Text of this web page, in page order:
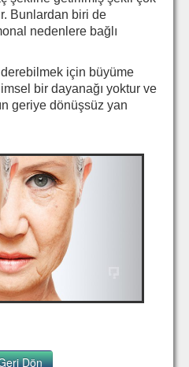
Bunlardan biri de
nedenlere bağlı
için büyüme
bir dayanağı yoktur ve
geriye dönüşsüz yan
Dön